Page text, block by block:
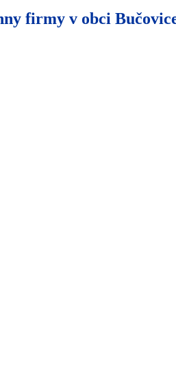
firmy v obci